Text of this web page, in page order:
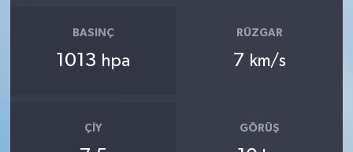
BASINÇ
1013 hpa
RÜZGAR
7 km/s
ÇIY GÖRÜŞ